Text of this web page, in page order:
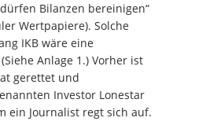
Bilanzen bereinigen“
Wertpapiere). Solche
IKB wäre eine
Anlage 1.) Vorher ist
gerettet und
Investor Lonestar
ein Journalist regt sich auf.